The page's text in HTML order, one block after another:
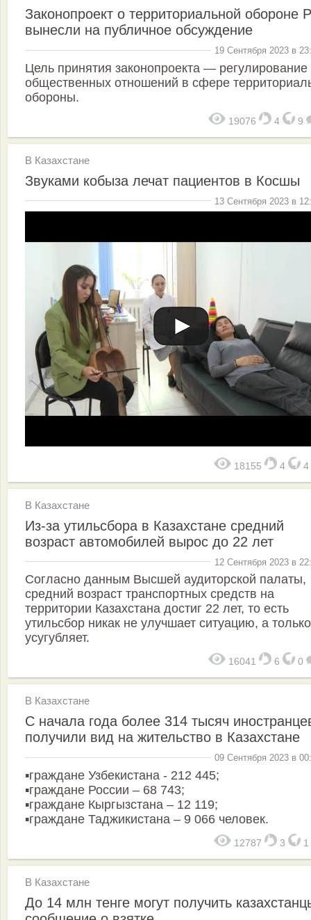
Законопроект о территориальной обороне
вынесли на публичное обсуждение
19 Сентября 2023 в
Цель принятия законопроекта — регулирование
общественных отношений в сфере
обороны.
19076 4 9
В Казахстане
Звуками кобыза лечат пациентов в Косшы
13 Сентября 2023 в
18155 4 4
В Казахстане
Из-за утильсбора в Казахстане средний
возраст автомобилей вырос до 22 лет
12 Сентября 2023 в
Согласно данным Высшей аудиторской палаты,
средний возраст транспортных средств на
территории Казахстана достиг 22 лет, то есть
утильсбор никак не улучшает ситуацию, а
усугубляет.
16041 6 0
В Казахстане
С начала года более 314 тысяч
получили вид на жительство в Казахстане
09 Сентября 2023 в
▪️граждане Узбекистана - 212 445;
▪️граждане России – 68 743;
▪️граждане Кыргызстана – 12 119;
▪️граждане Таджикистана – 9 066 человек.
12787 3 1
В Казахстане
До 14 млн тенге могут получить